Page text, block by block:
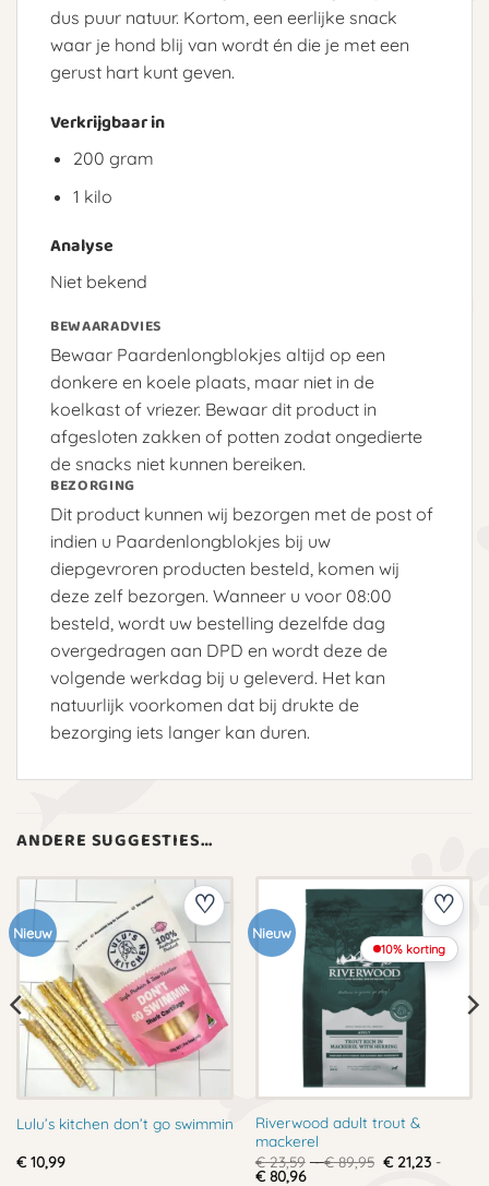
dus puur natuur. Kortom, een eerlijke snack
waar je hond blij van wordt én die je met een
gerust hart kunt geven.
Verkrijgbaar in
200 gram
1 kilo
Analyse
Niet bekend
BEWAARADVIES
Bewaar Paardenlongblokjes altijd op een
donkere en koele plaats, maar niet in de
koelkast of vriezer. Bewaar dit product in
afgesloten zakken of potten zodat ongedierte
de snacks niet kunnen bereiken.
BEZORGING
Dit product kunnen wij bezorgen met de post of
indien u Paardenlongblokjes bij uw
diepgevroren producten besteld, komen wij
deze zelf bezorgen. Wanneer u voor 08:00
besteld, wordt uw bestelling dezelfde dag
overgedragen aan DPD en wordt deze de
volgende werkdag bij u geleverd. Het kan
natuurlijk voorkomen dat bij drukte de
bezorging iets langer kan duren.
ANDERE SUGGESTIES…
Nieuw
Lulu’s kitchen don’t go swimmin
€10,99
Nieuw
10% korting
Riverwood adult trout &
mackerel
€23,59 - €89,95 Prijsklasse:
€ 23,59
€21,23 -
€80,96Prijsklasse: